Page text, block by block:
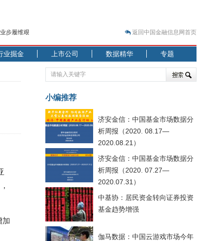
步履维艰
如何浴火重生？
售商的转型突围之旅
周报（2020. 07.27—2020.07.31）
构性存款玩起“跷跷板” 结构性失衡藏
端资金利率明显下行
十年期债表现最弱
两粕涨势喜人
功，全产业链解析
返回中国金融信息网首页
业掘金 上市公司 数据精华 专题
加
小编推荐
济安金信：中国基金市场数据分
析周报（2020. 08.17—
2020.08.21）
济安金信：中国基金市场数据分
析周报（2020. 07.27—
2020.07.31）
中基协：居民资金转向证券投资
基金趋势增强
伽马数据：中国云游戏市场今年